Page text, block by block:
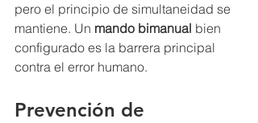
pero el principio de simultaneidad se
mantiene. Un mando bimanual bien
configurado es la barrera principal
contra el error humano.
Prevención de